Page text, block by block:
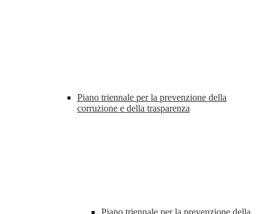
Piano triennale per la prevenzione della
corruzione e della trasparenza